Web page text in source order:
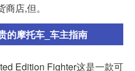
店,但。
的摩托车_车主指南
Edition Fighter这是一款可